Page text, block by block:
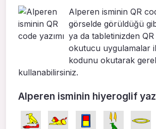
Alperen isminin QR
görselde görüldüğü
ya da tabletinizden
okutucu uygulamalar
kodunu okutarak
kullanabilirsiniz.
Alperen isminin hiyeroglif